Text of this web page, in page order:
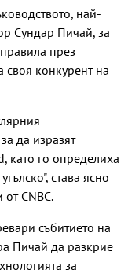
най-
Сундар Пичай, за
през
своя конкурент на
да изразят
като го определиха
става ясно
CNBC.
събитието на
Пичай да разкрие
за